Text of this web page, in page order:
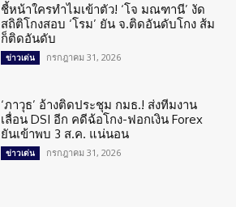
ชี้หน้าใครทำไมเข้าตัว! ‘โจ มณฑานี’ งัด
สถิติโกงสอบ ‘โรม’ ยัน จ.ติดอันดับโกง ส้ม
ก็ติดอันดับ
ข่าวเด่น กรกฎาคม 31, 2026
‘ภาวุธ’ อ้างติดประชุม กมธ.! ส่งทีมงาน
เลื่อน DSI อีก คดีฉ้อโกง-ฟอกเงิน Forex
ยันเข้าพบ 3 ส.ค. แน่นอน
ข่าวเด่น กรกฎาคม 31, 2026